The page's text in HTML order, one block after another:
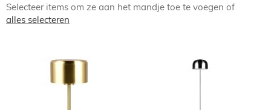
Selecteer items om ze aan het mandje toe te voegen of
alles selecteren